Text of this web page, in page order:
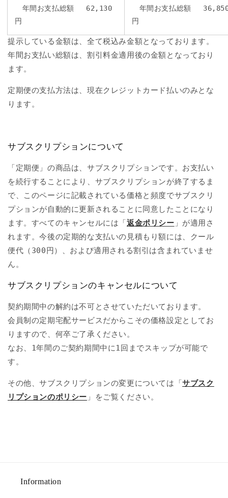
年間お支払総額 62,130
円
年間お支払総額
円
提示している金額は、全て税込み金額となっております。
年間お支払い総額は、割引料金適用後の金額となっており
ます。
定期便の支払方法は、現在クレジットカード払いのみとな
ります。
サブスクリプションについて
「定期便」の商品は、サブスクリプションです。お支払い
を続行することにより、サブスクリプションが終了するま
で、このページに記載されている価格と頻度でサブスクリ
プションが自動的に更新されることに同意したことになり
ます。 すべてのキャンセルには「返金ポリシー 」 が適用さ
れます。今後の定期的な支払いの見積もり額には、クール
便代（300円）、および適用される割引は含まれていませ
ん。
サブスクリプションのキャンセルについて
契約期間中の解約は不可とさせていただいております。
会員制の定期宅配サービスだからこその価格設定としてお
りますので、何卒ご了承ください。
なお、1年間のご契約期間中に1回までスキップが可能で
す。
その他、サブスクリプションの変更については「サブスク
リプションのポリシー 」をご覧ください。
Information